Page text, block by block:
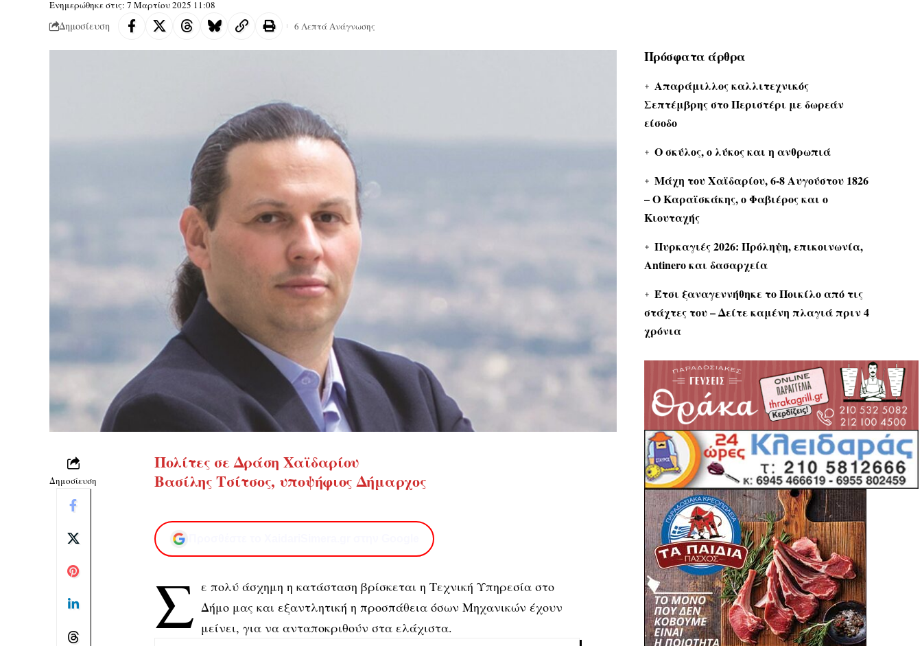
Ενημερώθηκε στις: 7 Μαρτίου 2025 11:08
Δημοσίευση 6 Λεπτά Ανάγνωσης
Δημοσίευση
Πολίτες σε Δράση Χαϊδαρίου
Βασίλης Τσίτσος, υποψήφιος Δήμαρχος
Σ ε πολύ άσχημη η κατάσταση βρίσκεται η Τεχνική Υπηρεσία στο
Δήμο μας και εξαντλητική η προσπάθεια όσων Μηχανικών έχουν
μείνει, για να ανταποκριθούν στα ελάχιστα.
Πρόσφατα άρθρα
Απαράμιλλος καλλιτεχνικός
Σεπτέμβρης στο Περιστέρι με δωρεάν
είσοδο
Ο σκύλος, ο λύκος και η ανθρωπιά
Μάχη του Χαϊδαρίου, 6-8 Αυγούστου 1826
– Ο Καραϊσκάκης, ο Φαβιέρος και ο
Κιουταχής
Πυρκαγιές 2026: Πρόληψη, επικοινωνία,
Antinero και δασαρχεία
Έτσι ξαναγεννήθηκε το Ποικίλο από τις
στάχτες του – Δείτε καμένη πλαγιά πριν 4
χρόνια